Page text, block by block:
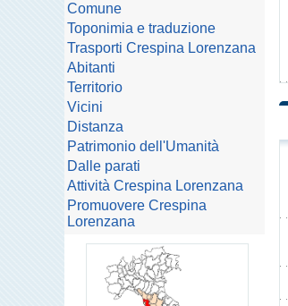
Comune
Toponimia e traduzione
Trasporti Crespina Lorenzana
Abitanti
Territorio
Vicini
Distanza
Patrimonio dell'Umanità
Dalle parati
Attività Crespina Lorenzana
Promuovere Crespina
Lorenzana